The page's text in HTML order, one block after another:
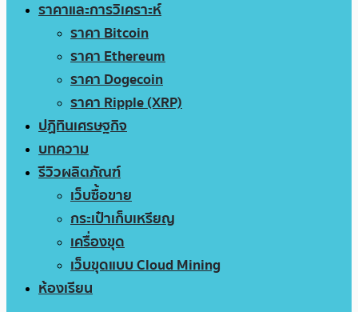
ราคาและการวิเคราะห์
ราคา Bitcoin
ราคา Ethereum
ราคา Dogecoin
ราคา Ripple (XRP)
ปฏิทินเศรษฐกิจ
บทความ
รีวิวผลิตภัณฑ์
เว็บซื้อขาย
กระเป๋าเก็บเหรียญ
เครื่องขุด
เว็บขุดแบบ Cloud Mining
ห้องเรียน